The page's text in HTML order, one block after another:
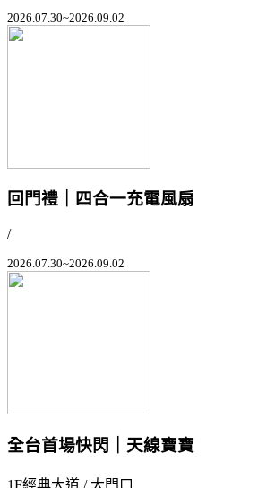
2026.07.30~2026.09.02
回門禮｜四合一充電風扇
/
2026.07.30~2026.09.02
全台首場快閃｜天線寶寶
1F經典大道 / 大門口